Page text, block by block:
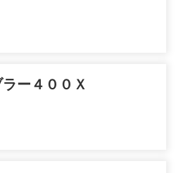
ー４００Ｘ